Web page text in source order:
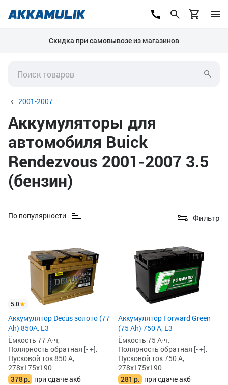
Скидка при самовывозе из магазинов
2001-2007
Аккумуляторы для
автомобиля Buick
Rendezvous 2001-2007 3.5
(бензин)
По популярности Фильтр
5.0
Аккумулятор Decus золото (77
Ah) 850А, L3
Ёмкость 77 А·ч,
Полярность обратная [- +],
Пусковой ток 850 А,
278x175x190
378р. при сдаче акб
Аккумулятор Forward Green
(75 Ah) 750 А, L3
Ёмкость 75 А·ч,
Полярность обратная [- +],
Пусковой ток 750 А,
278x175x190
281 р. при сдаче акб